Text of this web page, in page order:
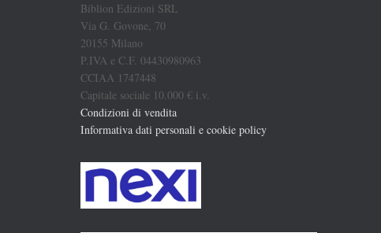
Biblion Edizioni SRL
Via G. Govone, 70
20155 Milano
P.IVA e C.F. 04430980963
CCIAA 1747448
Capitale sociale 10.000 € i.v.
Condizioni di vendita
Informativa dati personali e cookie policy